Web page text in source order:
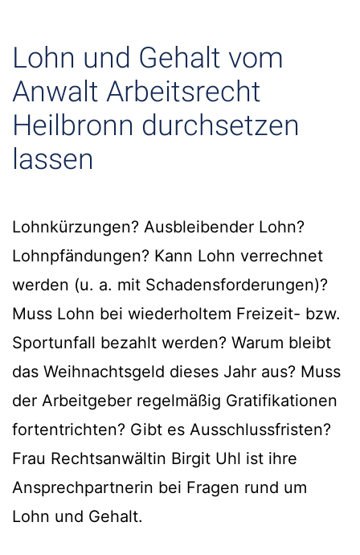
Lohn und Gehalt vom
Anwalt Arbeitsrecht
Heilbronn durchsetzen
lassen
Lohnkürzungen? Ausbleibender Lohn?
Lohnpfändungen? Kann Lohn verrechnet
werden (u. a. mit Schadensforderungen)?
Muss Lohn bei wiederholtem Freizeit- bzw.
Sportunfall bezahlt werden? Warum bleibt
das Weihnachtsgeld dieses Jahr aus? Muss
der Arbeitgeber regelmäßig Gratifikationen
fortentrichten? Gibt es Ausschlussfristen?
Frau Rechtsanwältin Birgit Uhl ist ihre
Ansprechpartnerin bei Fragen rund um
Lohn und Gehalt.